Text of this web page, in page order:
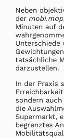
Neben
der
Minuten auf
Unterschiede
tatsächliche
darzustellen.
In der Praxis
sondern
die
Supermarkt,
begrenztes